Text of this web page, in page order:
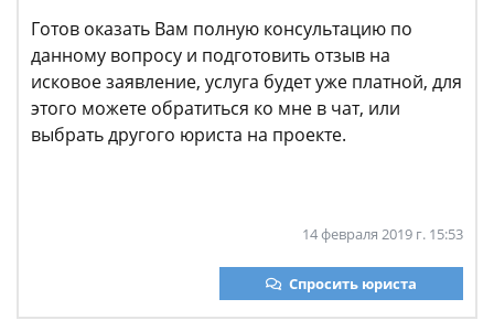
Готов оказать Вам полную консультацию по
данному вопросу и подготовить отзыв на
исковое заявление, услуга будет уже платной, для
этого можете обратиться ко мне в чат, или
выбрать другого юриста на проекте.
14 февраля 2019 г. 15:53
Спросить юриста